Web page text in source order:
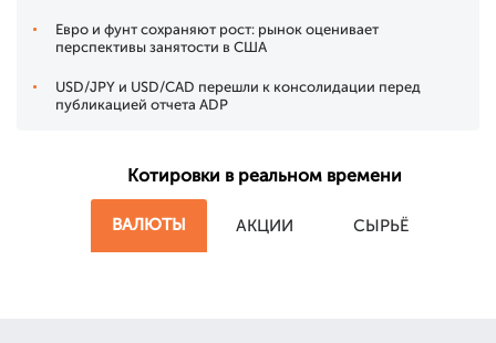
Евро и фунт сохраняют рост: рынок оценивает
перспективы занятости в США
USD/JPY и USD/CAD перешли к консолидации перед
публикацией отчета ADP
Котировки в реальном времени
ВАЛЮТЫ АКЦИИ СЫРЬЁ